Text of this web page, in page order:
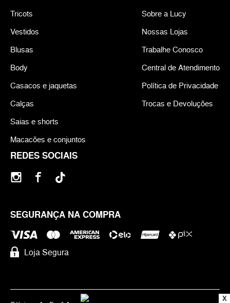
REDES SOCIAIS
SEGURANÇA NA COMPRA
Loja Segura
Tricots
Vestidos
Blusas
Body
Casacos e jaquetas
Calças
Saias e shorts
Macacões e conjuntos
Sobre a Lucy
Nossas Lojas
Trabalhe Conosco
Central de Atendimento
Política de Privacidade
Trocas e Devoluções
X